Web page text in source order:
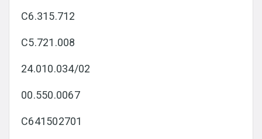
C6.315.712
C5.721.008
24.010.034/02
00.550.0067
C641502701